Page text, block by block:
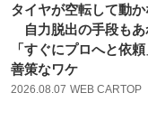
タイヤが空転して動か
自力脱出の手段もあ
「すぐにプロへと依
善策なワケ
2026.08.07 WEB CARTOP